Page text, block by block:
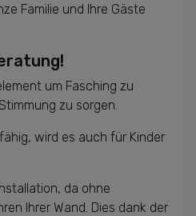
Familie und Ihre Gäste
um Fasching zu
zu sorgen.
wird es auch für Kinder
da ohne
Ihrer Wand. Dies dank der